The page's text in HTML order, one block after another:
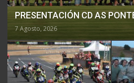
PRESENTACIÓN CD AS
7 Agosto, 2026